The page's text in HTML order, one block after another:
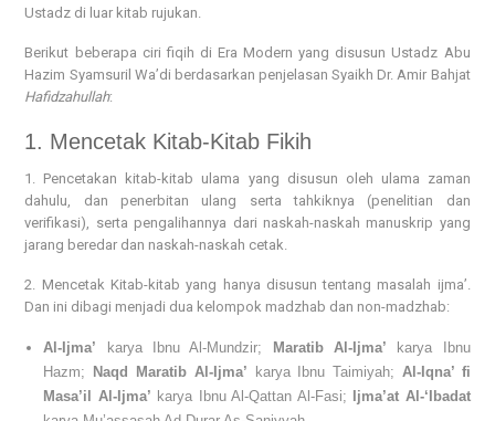
Ustadz di luar kitab rujukan.
Berikut beberapa ciri fiqih di Era Modern yang disusun Ustadz Abu
Hazim Syamsuril Wa’di berdasarkan penjelasan Syaikh Dr. Amir Bahjat
Hafidzahullah:
1. Mencetak Kitab-Kitab Fikih
1. Pencetakan kitab-kitab ulama yang disusun oleh ulama zaman
dahulu, dan penerbitan ulang serta tahkiknya (penelitian dan
verifikasi), serta pengalihannya dari naskah-naskah manuskrip yang
jarang beredar dan naskah-naskah cetak.
2. Mencetak Kitab-kitab yang hanya disusun tentang masalah ijma’.
Dan ini dibagi menjadi dua kelompok madzhab dan non-madzhab:
Al-Ijma’ karya Ibnu Al-Mundzir; Maratib Al-Ijma’ karya Ibnu
Hazm; Naqd Maratib Al-Ijma’ karya Ibnu Taimiyah; Al-Iqna’ fi
Masa’il Al-Ijma’ karya Ibnu Al-Qattan Al-Fasi; Ijma’at Al-‘Ibadat